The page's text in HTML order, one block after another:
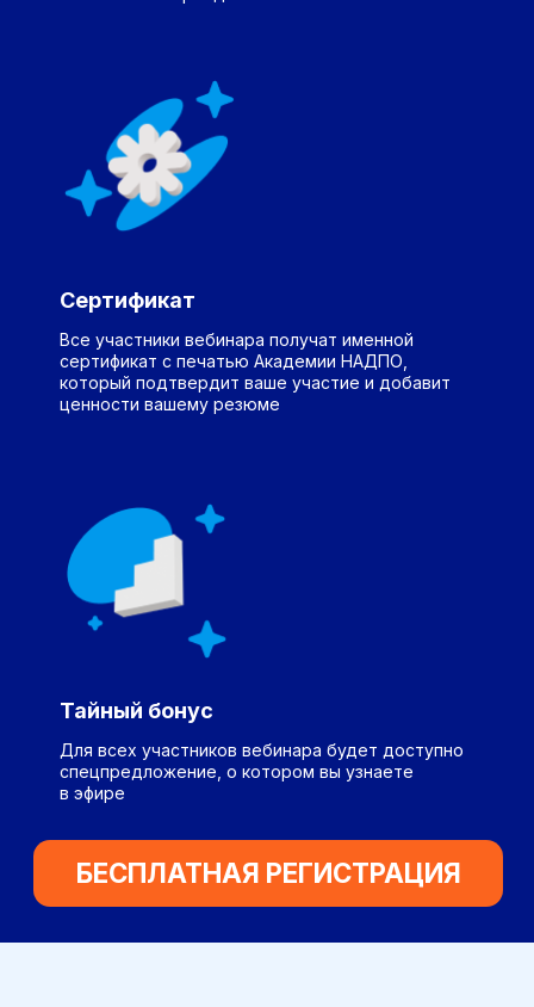
Сертификат
Все участники вебинара получат именной
сертификат с печатью Академии НАДПО,
который подтвердит ваше участие и добавит
ценности вашему резюме
Тайный бонус
Для всех участников вебинара будет доступно
спецпредложение, о котором вы узнаете
в эфире
Завтра в 12:00 МСК
Завтра в 18:00 МСК
Пользовательское соглашение
Мы используем рекомендательные
технологии Mindbox
НАДПО © 2026